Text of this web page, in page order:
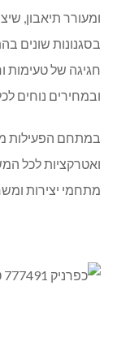
ומעורר תיאבון,
בסגנונות שונים
חגיגה של טעימות
ובמחירים נוחים
במתחם הפעילות
ואטרקציות לכל
מתחמי יצירות